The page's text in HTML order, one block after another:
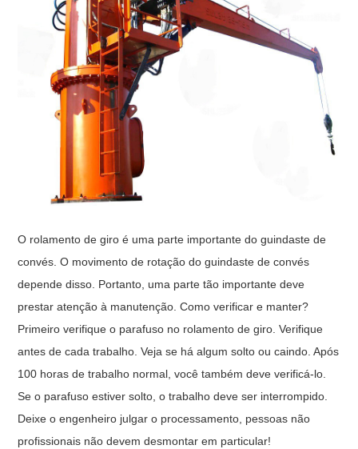
O rolamento de giro é uma parte importante do guindaste de
convés. O movimento de rotação do guindaste de convés
depende disso. Portanto, uma parte tão importante deve
prestar atenção à manutenção. Como verificar e manter?
Primeiro verifique o parafuso no rolamento de giro. Verifique
antes de cada trabalho. Veja se há algum solto ou caindo. Após
100 horas de trabalho normal, você também deve verificá-lo.
Se o parafuso estiver solto, o trabalho deve ser interrompido.
Deixe o engenheiro julgar o processamento, pessoas não
profissionais não devem desmontar em particular!